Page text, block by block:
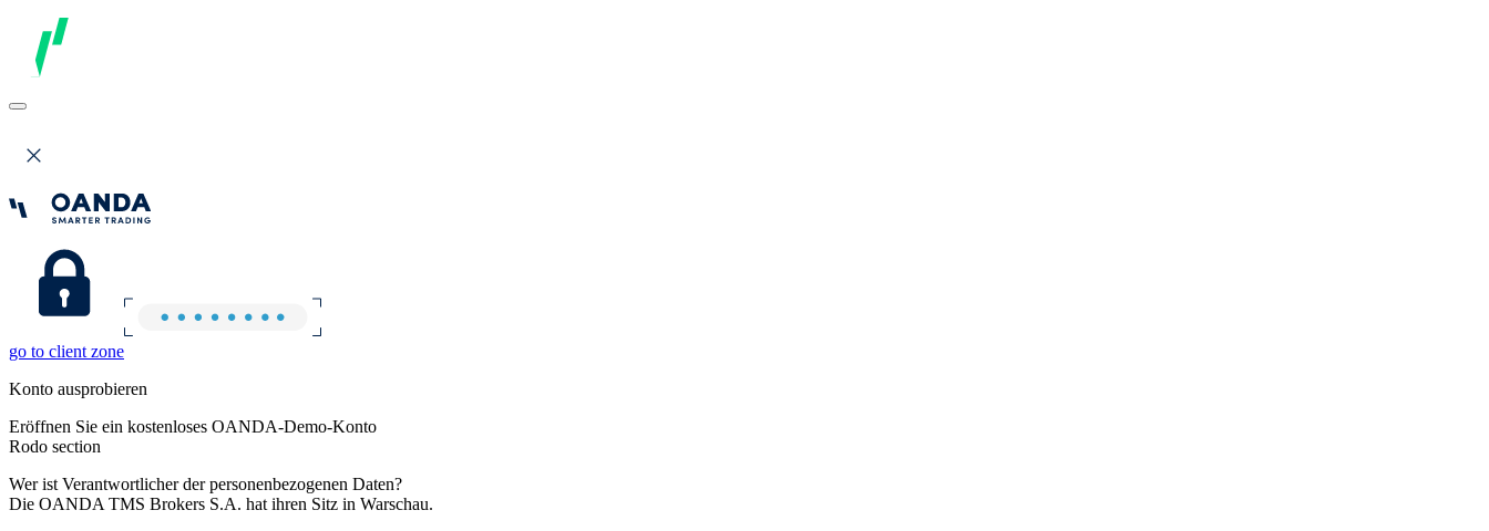
go to client zone
Konto ausprobieren
Eröffnen Sie ein kostenloses OANDA-Demo-Konto
Rodo section
Wer ist Verantwortlicher der personenbezogenen Daten?
Die OANDA TMS Brokers S.A. hat ihren Sitz in Warschau.